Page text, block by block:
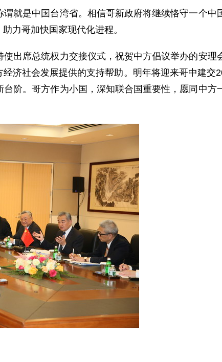
就是中国台湾省。相信哥新政府将继续恪守一个中
力哥加快国家现代化进程。
出席总统权力交接仪式，祝贺中方倡议举办的安理
济社会发展提供的支持帮助。明年将迎来哥中建交
阶。哥方作为小国，深知联合国重要性，愿同中方